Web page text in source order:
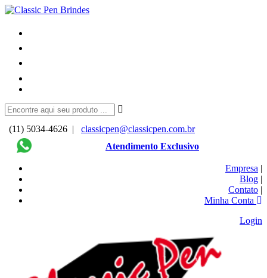
(11) 5034-4626 |
classicpen@classicpen.com.br
Atendimento Exclusivo
Empresa |
Blog |
Contato |
Minha Conta
Login